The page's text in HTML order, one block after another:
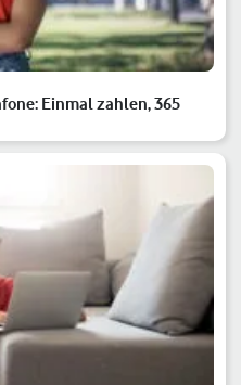
Einmal zahlen, 365